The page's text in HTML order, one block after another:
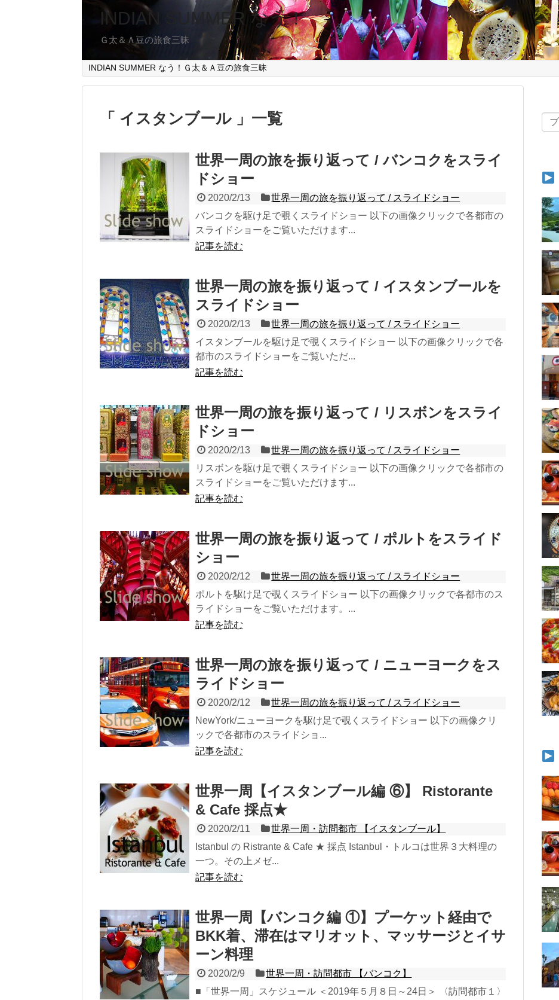
INDIAN SUMMER なう！
Ｇ太＆Ａ豆の旅食三昧
INDIAN SUMMER なう！Ｇ太＆Ａ豆の旅食三昧
「 イスタンブール 」一覧
世界一周の旅を振り返って / バンコクをスライ
ドショー
2020/2/13
世界一周の旅を振り返って / スライドショー
バンコクを駆け足で覗くスライドショー 以下の画像クリックで各都市の
スライドショーをご覧いただけます...
記事を読む
世界一周の旅を振り返って / イスタンブールを
スライドショー
2020/2/13
世界一周の旅を振り返って / スライドショー
イスタンブールを駆け足で覗くスライドショー 以下の画像クリックで各
都市のスライドショーをご覧いただ...
記事を読む
世界一周の旅を振り返って / リスボンをスライ
ドショー
2020/2/13
世界一周の旅を振り返って / スライドショー
リスボンを駆け足で覗くスライドショー 以下の画像クリックで各都市の
スライドショーをご覧いただけます...
記事を読む
世界一周の旅を振り返って / ポルトをスライド
ショー
2020/2/12
世界一周の旅を振り返って / スライドショー
ポルトを駆け足で覗くスライドショー 以下の画像クリックで各都市のス
ライドショーをご覧いただけます。...
記事を読む
世界一周の旅を振り返って / ニューヨークをス
ライドショー
2020/2/12
世界一周の旅を振り返って / スライドショー
NewYork/ニューヨークを駆け足で覗くスライドショー 以下の画像クリ
ックで各都市のスライドショ...
記事を読む
世界一周【イスタンブール編 ⑥】 Ristorante
& Cafe 採点★
2020/2/11
世界一周・訪問都市 【イスタンブール】
Istanbul の Ristrante & Cafe ★ 採点 Istanbul・トルコは世界３大料理の
一つ。その上メゼ...
記事を読む
世界一周【バンコク編 ①】プーケット経由で
BKK着、滞在はマリオット、マッサージとイサ
ーン料理
2020/2/9
世界一周・訪問都市 【バンコク】
■「世界一周」スケジュール ＜2019年５月８日～24日＞ 〈訪問都市１〉